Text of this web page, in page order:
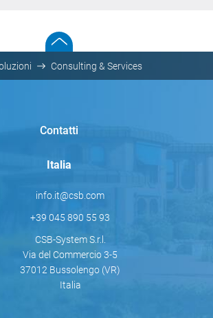
Consulting & Services
Contatti
Italia
info.it@csb.com
+39 045 890 55 93
CSB-System S.r.l.
Via del Commercio 3-5
37012 Bussolengo (VR)
Italia